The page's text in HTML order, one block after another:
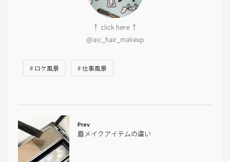
↑ click here ↑
@aic_hair_makeup
# ロケ風景 # 仕事風景
Prev
眉メイクアイテムの違い